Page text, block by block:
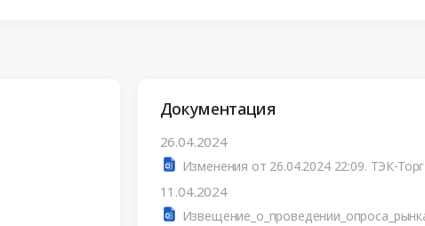
Документация
26.04.2024
Изменения от 26.04.2024 22:09. ТЭК-Торг
11.04.2024